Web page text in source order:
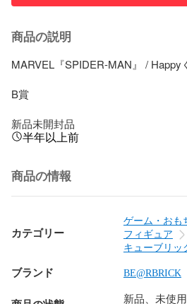
商品の説明
MARVEL『SPIDER-MAN』 / Happy
B賞
新品未開封品
半年以上前
商品の情報
カテゴリー
ゲーム・おも
フィギュア
キューブリッ
ブランド BE@RBRICK
新品、未使用